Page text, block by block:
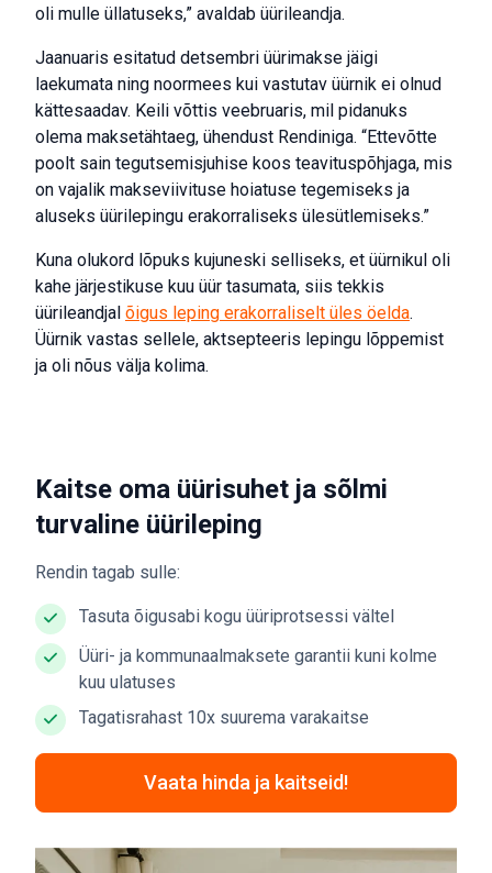
oli mulle üllatuseks,” avaldab üürileandja.
Jaanuaris esitatud detsembri üürimakse jäigi
laekumata ning noormees kui vastutav üürnik ei olnud
kättesaadav. Keili võttis veebruaris, mil pidanuks
olema maksetähtaeg, ühendust Rendiniga. “Ettevõtte
poolt sain tegutsemisjuhise koos teavituspõhjaga, mis
on vajalik makseviivituse hoiatuse tegemiseks ja
aluseks üürilepingu erakorraliseks ülesütlemiseks.”
Kuna olukord lõpuks kujuneski selliseks, et üürnikul oli
kahe järjestikuse kuu üür tasumata, siis tekkis
üürileandjal õigus leping erakorraliselt üles öelda.
Üürnik vastas sellele, aktsepteeris lepingu lõppemist
ja oli nõus välja kolima.
Kaitse oma üürisuhet ja sõlmi
turvaline üürileping
Rendin tagab sulle:
Tasuta õigusabi kogu üüriprotsessi vältel
Üüri- ja kommunaalmaksete garantii kuni kolme
kuu ulatuses
Tagatisrahast 10x suurema varakaitse
Vaata hinda ja kaitseid!